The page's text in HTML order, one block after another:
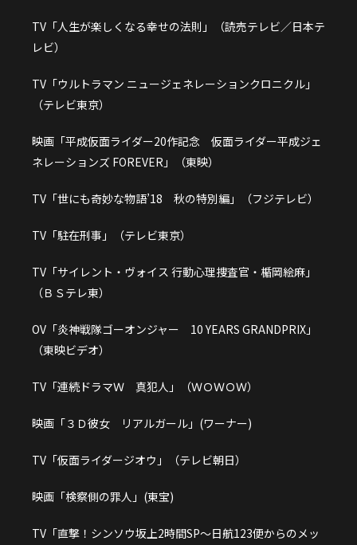
TV「人生が楽しくなる幸せの法則」（読売テレビ／日本テ
レビ）
TV「ウルトラマン ニュージェネレーションクロニクル」
（テレビ東京）
映画「平成仮面ライダー20作記念 仮面ライダー平成ジェ
ネレーションズ FOREVER」（東映）
TV「世にも奇妙な物語’18 秋の特別編」（フジテレビ）
TV「駐在刑事」（テレビ東京）
TV「サイレント・ヴォイス 行動心理捜査官・楯岡絵麻」
（ＢＳテレ東）
OV「炎神戦隊ゴーオンジャー 10 YEARS GRANDPRIX」
（東映ビデオ）
TV「連続ドラマＷ 真犯人」（ＷＯＷＯＷ）
映画「３Ｄ彼女 リアルガール」(ワーナー)
TV「仮面ライダージオウ」（テレビ朝日）
映画「検察側の罪人」(東宝)
TV「直撃！シンソウ坂上2時間SP～日航123便からのメッ